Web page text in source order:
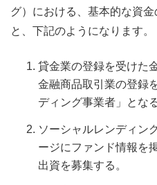
グ）における、基本的な資
と、下記のようになります。
貸金業の登録を受けた
金融商品取引業の登録
ディング事業者」となる
ソーシャルレンディン
ージにファンド情報を
出資を募集する。